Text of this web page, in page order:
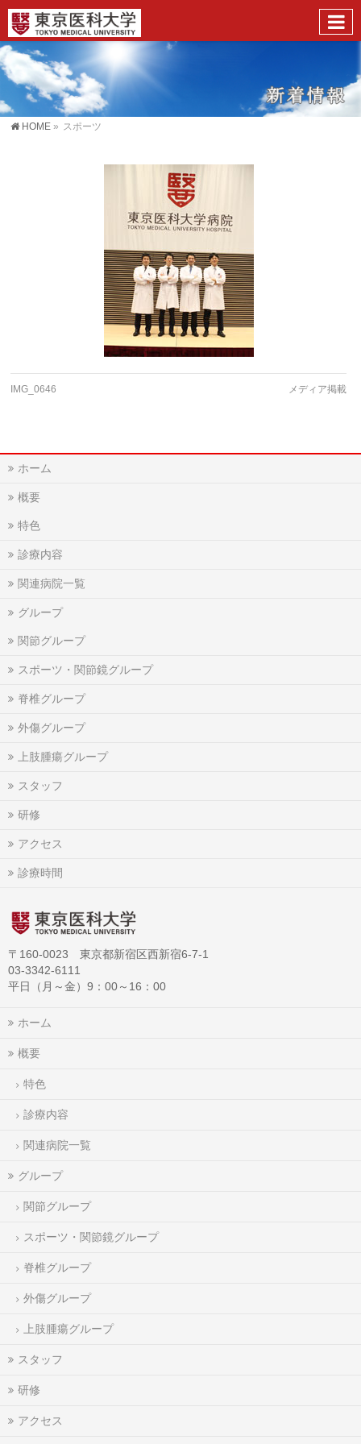
HOME » スポーツ
IMG_0646 メディア掲載
ホーム
概要
特色
診療内容
関連病院一覧
グループ
関節グループ
スポーツ・関節鏡グループ
脊椎グループ
外傷グループ
上肢腫瘍グループ
スタッフ
研修
アクセス
診療時間
〒160-0023 東京都新宿区西新宿6-7-1
03-3342-6111
平日（月～金）9：00～16：00
ホーム
概要
特色
診療内容
関連病院一覧
グループ
関節グループ
スポーツ・関節鏡グループ
脊椎グループ
外傷グループ
上肢腫瘍グループ
スタッフ
研修
アクセス